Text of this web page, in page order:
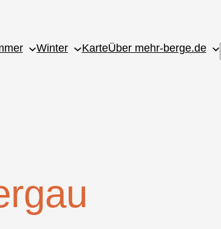
Winter KarteÜber mehr-berge.de